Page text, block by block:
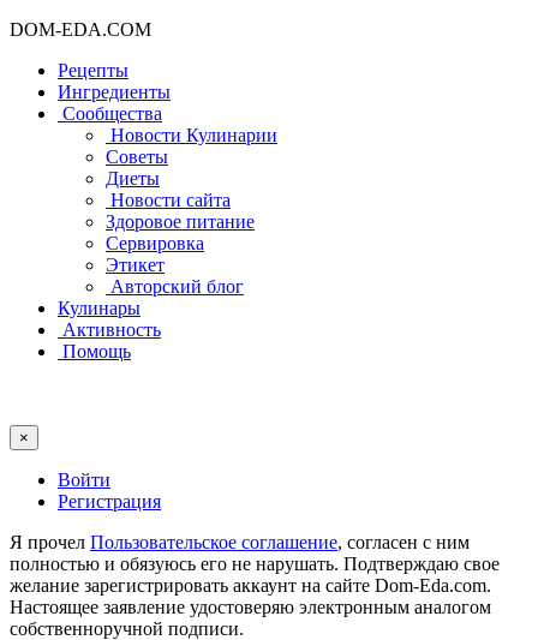
DOM-EDA.COM
Рецепты
Ингредиенты
Сообщества
Новости Кулинарии
Советы
Диеты
Новости сайта
Здоровое питание
Сервировка
Этикет
Авторский блог
Кулинары
Активность
Помощь
×
Войти
Регистрация
Я прочел Пользовательское соглашение, согласен с ним
полностью и обязуюсь его не нарушать. Подтверждаю свое
желание зарегистрировать аккаунт на сайте Dom-Eda.com.
Настоящее заявление удостоверяю электронным аналогом
собственноручной подписи.